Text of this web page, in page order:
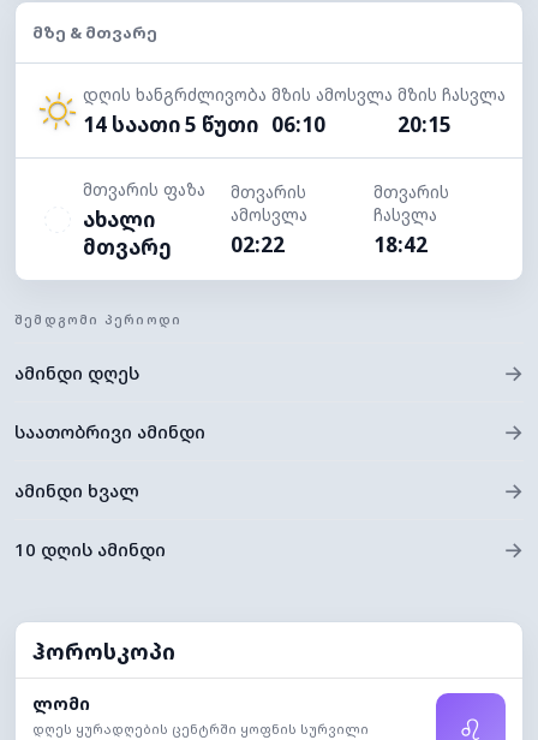
ᲛᲖᲔ & ᲛᲗᲕᲐᲠᲔ
დღის ხანგრძლივობა
14 საათი 5 წუთი
მზის ამოსვლა
06:10
მზის ჩასვლა
20:15
მთვარის ფაზა
ახალი
მთვარე
მთვარის
ამოსვლა
02:22
მთვარის
ჩასვლა
18:42
ᲨᲔᲛᲓᲒᲝᲛᲘ ᲞᲔᲠᲘᲝᲓᲘ
ამინდი დღეს →
საათობრივი ამინდი →
ამინდი ხვალ →
10 დღის ამინდი →
ჰოროსკოპი
ლომი
დღეს ყურადღების ცენტრში ყოფნის სურვილი
♌